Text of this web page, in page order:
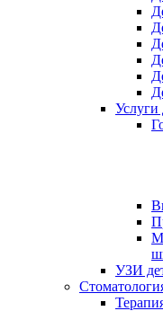
Услуги
УЗИ